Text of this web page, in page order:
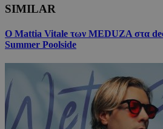
SIMILAR
Ο Mattia Vitale των MEDUZA στα
Summer Poolside